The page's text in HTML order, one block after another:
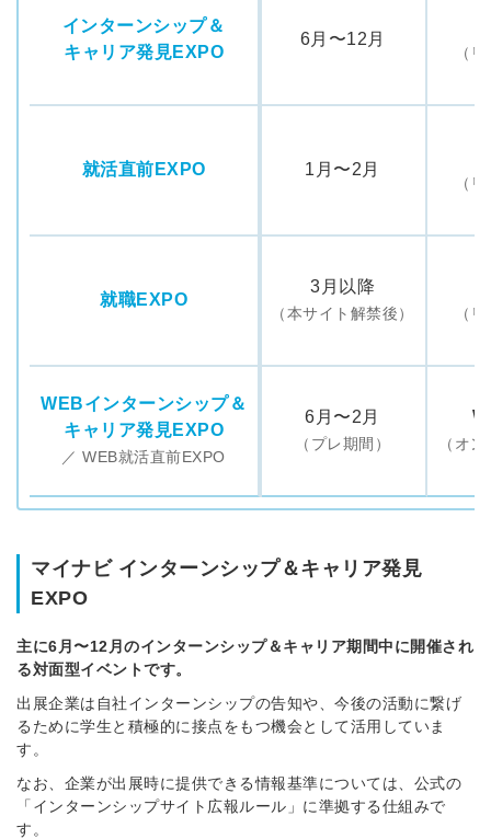
インターンシップ＆
キャリア発見EXPO
6月〜12月
（
就活直前EXPO 1月〜2月
（
就職EXPO
3月以降
（本サイト解禁後） （
WEBインターンシップ＆
キャリア発見EXPO
／ WEB就活直前EXPO
6月〜2月
（プレ期間） （オ
マイナビ インターンシップ＆キャリア発見
EXPO
主に6月〜12月のインターンシップ＆キャリア期間中に開催され
る対面型イベントです。
出展企業は自社インターンシップの告知や、今後の活動に繋げ
るために学生と積極的に接点をもつ機会として活用していま
す。
なお、企業が出展時に提供できる情報基準については、公式の
「インターンシップサイト広報ルール」に準拠する仕組みで
す。